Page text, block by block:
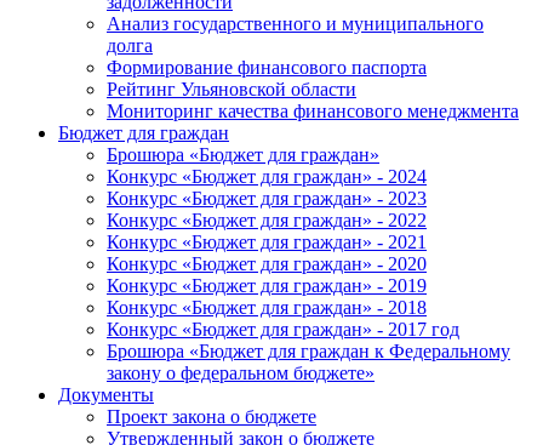
Анализ государственного и муниципального
долга
Формирование финансового паспорта
Рейтинг Ульяновской области
Мониторинг качества финансового менеджмента
Бюджет для граждан
Брошюра «Бюджет для граждан»
Конкурс «Бюджет для граждан» - 2024
Конкурс «Бюджет для граждан» - 2023
Конкурс «Бюджет для граждан» - 2022
Конкурс «Бюджет для граждан» - 2021
Конкурс «Бюджет для граждан» - 2020
Конкурс «Бюджет для граждан» - 2019
Конкурс «Бюджет для граждан» - 2018
Конкурс «Бюджет для граждан» - 2017 год
Брошюра «Бюджет для граждан к Федеральному
закону о федеральном бюджете»
Документы
Проект закона о бюджете
Утвержденный закон о бюджете